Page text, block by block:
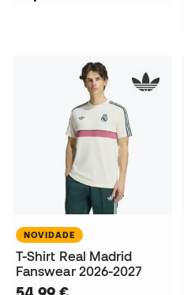
NOVIDADE
T-Shirt Real Madrid
Fanswear 2026-2027